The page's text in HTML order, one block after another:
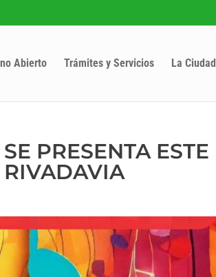
Abierto Trámites y Servicios La Ciudad
PRESENTA ESTE